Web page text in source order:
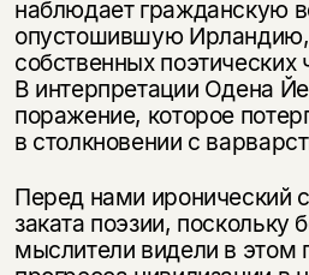
наблюдает гражданскую
опустошившую Ирландию,
собственных поэтических
В интерпретации Одена
поражение, которое
в столкновении с
Перед нами иронический
заката поэзии, поскольку
мыслители видели в этом